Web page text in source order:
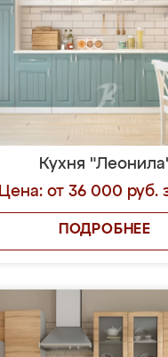
Кухня
Цена: от 36 000 руб.
ПОДРОБНЕЕ